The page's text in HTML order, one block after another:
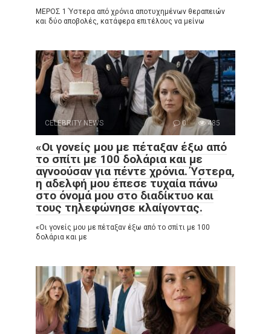
ΜΕΡΟΣ 1 Ύστερα από χρόνια αποτυχημένων θεραπειών
και δύο αποβολές, κατάφερα επιτέλους να μείνω
CELEBRITY NEWS 0 485
«Οι γονείς μου με πέταξαν έξω από
το σπίτι με 100 δολάρια και με
αγνοούσαν για πέντε χρόνια. Ύστερα,
η αδελφή μου έπεσε τυχαία πάνω
στο όνομά μου στο διαδίκτυο και
τους τηλεφώνησε κλαίγοντας.
«Οι γονείς μου με πέταξαν έξω από το σπίτι με 100
δολάρια και με